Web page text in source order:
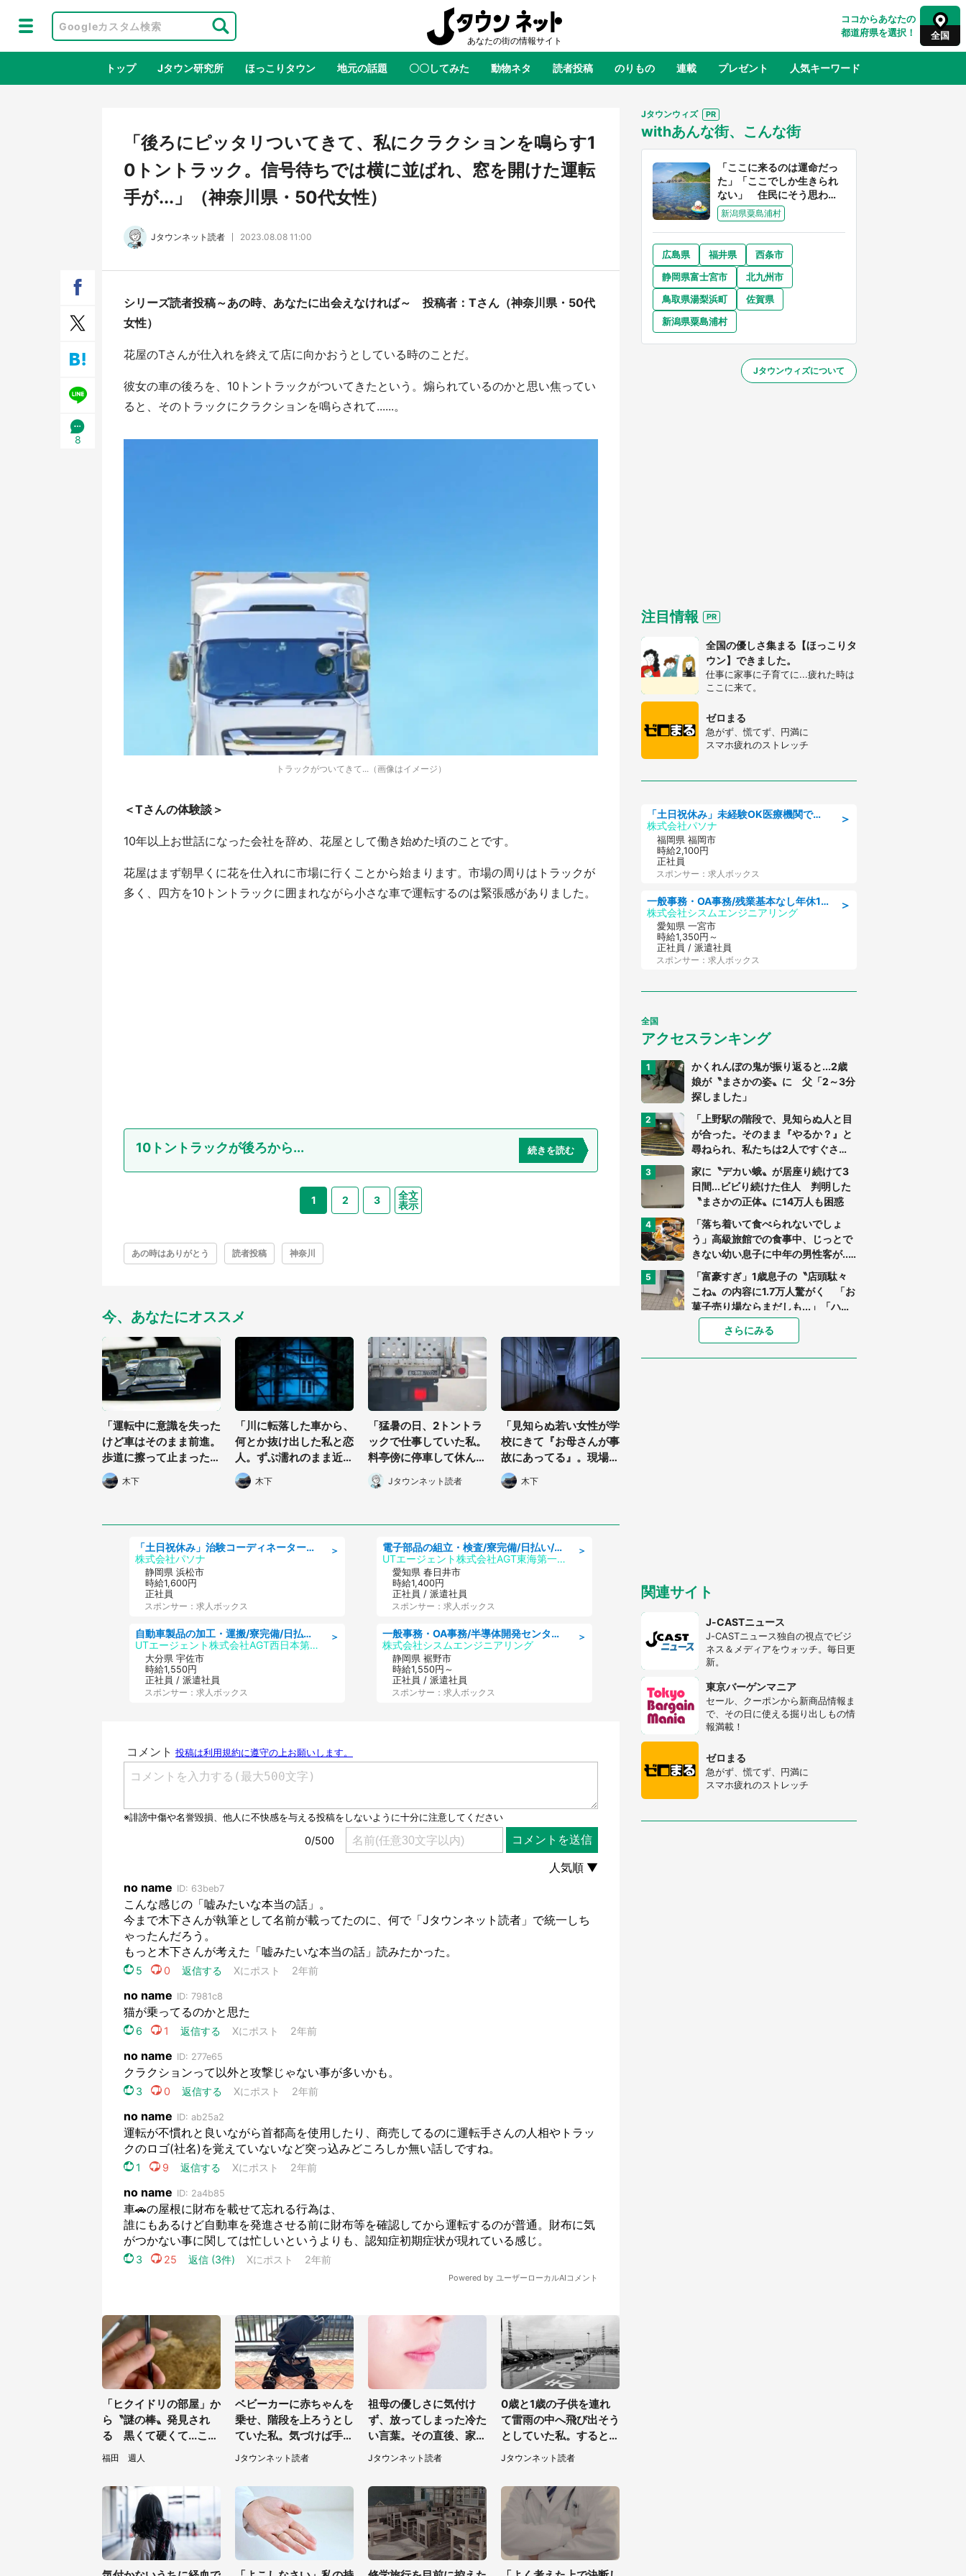
ココからあなたの
都道府県を選択！
全国
全国 全国
東北 青森 岩手 宮城 山形 福島
関東 茨城 栃木 群馬 千葉 東京 神奈川
奈良 和歌山
山口
四国 徳島 香川 愛媛
大分 宮崎
トップ Jタウン研究所 ほっこりタウン 地元の話題 〇〇してみた 動物ネタ 読者投稿 のりもの 連載 プレゼント 人気キーワード
地域×二次元 絶景 あの時はありがとう 物語がはじまる町へ ふるさと納税
服！？ 県公式プロモ動画で「聖地」
が生産されてます【7／31～1／31】
に入り込む 六本木ヒルズ展望台でコ
る！ アニメ『ハイキュー！！』×老
『小林さんちのメイドラゴン』と舞台
のモデル・越谷がコラボ 田んぼアー
トの見頃にあわせて企画続々【7／31
～】
もっとみる
「後ろにピッタリついてきて、私にクラクションを鳴らす1
0トントラック。信号待ちでは横に並ばれ、窓を開けた運転
手が...」（神奈川県・50代女性）
Jタウンネット読者 2023.08.08 11:00
8
シリーズ読者投稿～あの時、あなたに出会えなければ～ 投稿者：Tさん（神奈川県・50代
女性）
花屋のTさんが仕入れを終えて店に向かおうとしている時のことだ。
彼女の車の後ろを、10トントラックがついてきたという。煽られているのかと思い焦ってい
ると、そのトラックにクラクションを鳴らされて......。
トラックがついてきて...（画像はイメージ）
＜Tさんの体験談＞
10年以上お世話になった会社を辞め、花屋として働き始めた頃のことです。
花屋はまず朝早くに花を仕入れに市場に行くことから始まります。市場の周りはトラックが
多く、四方を10トントラックに囲まれながら小さな車で運転するのは緊張感がありました。
10トントラックが後ろから... 続きを読む
1 2 3
全文
表示
あの時はありがとう 読者投稿 神奈川
今、あなたにオススメ
「運転中に意識を失った
けど車はそのまま前進。
歩道に擦って止まったと
ころで後続車から...」
（大阪府・40代女性）
木下
「川に転落した車から、
何とか抜け出した私と恋
人。ずぶ濡れのまま近く
の民家に助けを求める
と...」（東京都・60代
木下
「猛暑の日、2トントラ
ックで仕事していた私。
料亭傍に停車して休んで
たら、女将さんが中から
出てきて...」（東京都・
Jタウンネット読者
「見知らぬ若い女性が学
校にきて『お母さんが事
故にあってる』。現場ま
で一緒に行こうと言わ
れ、彼女の車で...」（静
木下
＞
「土日祝休み」治験コーディネーターのお仕事/未経験OK
株式会社パソナ
静岡県 浜松市
時給1,600円
正社員
スポンサー：求人ボックス
＞
自動車製品の加工・運搬/寮完備/日払い/工場・製造
UTエージェント株式会社AGT西日本第二CU
大分県 宇佐市
時給1,550円
正社員 / 派遣社員
スポンサー：求人ボックス
＞
電子部品の組立・検査/寮完備/日払い/工場・製造
UTエージェント株式会社AGT東海第一CU
愛知県 春日井市
時給1,400円
正社員 / 派遣社員
スポンサー：求人ボックス
＞
一般事務・OA事務/半導体開発センター内で事務&軽作業スタッフ、募集
株式会社シスムエンジニアリング
静岡県 裾野市
時給1,550円～
正社員 / 派遣社員
スポンサー：求人ボックス
「ヒクイドリの部屋」か
ら〝謎の棒〟発見され
る 黒くて硬くて...これ
は何？動物園に聞く
福田 週人
ベビーカーに赤ちゃんを
乗せ、階段を上ろうとし
ていた私。気づけば手か
らベビーカーが消えてい
て（神奈川県・60代女
Jタウンネット読者
祖母の優しさに気付け
ず、放ってしまった冷た
い言葉。その直後、家の
テーブルの上で見つけた
ものは（福岡県・30代
Jタウンネット読者
0歳と1歳の子供を連れ
て雷雨の中へ飛び出そう
としていた私。すると突
然、後ろから...（福岡
県・30代女性）
Jタウンネット読者
Jタウンウィズ
withあんな街、こんな街
「ここに来るのは運命だっ
た」「ここでしか生きられ
ない」 住民にそう思わせ
る離島「粟島」の魅力【移
住婚受付中】
新潟県粟島浦村
広島県 福井県
西条市
静岡県富士宮市
北九州市
鳥取県湯梨浜町
佐賀県
新潟県粟島浦村
Jタウンウィズについて
注目情報
全国の優しさ集まる【ほっこりタ
ウン】できました。
仕事に家事に子育てに...疲れた時は
ここに来て。
ゼロまる
急がず、慌てず、円満に
スマホ疲れのストレッチ
＞
「土日祝休み」未経験OK医療機関での治験コーディネーターのお仕事
株式会社パソナ
福岡県 福岡市
時給2,100円
正社員
スポンサー：求人ボックス
＞
一般事務・OA事務/残業基本なし年休130日社保完備の一般・調達事務
株式会社シスムエンジニアリング
愛知県 一宮市
時給1,350円～
正社員 / 派遣社員
スポンサー：求人ボックス
全国
アクセスランキング
かくれんぼの鬼が振り返ると...2歳
娘が〝まさかの姿〟に 父「2～3分
探しました」
「上野駅の階段で、見知らぬ人と目
が合った。そのまま『やるか？』と
尋ねられ、私たちは2人ですぐさ
ま...」（茨城県・70代男性）
家に〝デカい蛾〟が居座り続けて3
日間...ビビり続けた住人 判明した
〝まさかの正体〟に14万人も困惑
「落ち着いて食べられないでしょ
う」高級旅館での食事中、じっとで
きない幼い息子に中年の男性客が...
（東京都・40代男性）
「富豪すぎ」1歳息子の〝店頭駄々
こね〟の内容に1.7万人驚がく 「お
菓子売り場ならまだしも...」「ハー
ドル高い」
あまりにも四角すぎる猫、激写され
る 「これもう座布団だろ」「食パ
ンの耳」と1.4万人困惑
求めると、住人の男性が...」
さらにみる
関連サイト
J-CASTニュース
J-CASTニュース独自の視点でビジ
ネス＆メディアをウォッチ。毎日更
新。
東京バーゲンマニア
セール、クーポンから新商品情報ま
で、その日に使える掘り出しもの情
報満載！
ゼロまる
急がず、慌てず、円満に
スマホ疲れのストレッチ